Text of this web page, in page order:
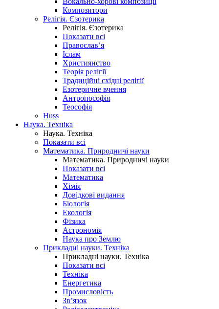
Композитори
Релігія. Єзотерика
Релігія. Єзотерика
Показати всі
Православ’я
Іслам
Християнство
Теорія релігії
Традиційні східні релігії
Езотеричне вчення
Антропософія
Теософія
Huss
Наука. Техніка
Наука. Техніка
Показати всі
Математика. Природничі науки
Математика. Природничі науки
Показати всі
Математика
Хімія
Довідкові видання
Біологія
Екологія
Фізика
Астрономія
Наука про Землю
Прикладні науки. Техніка
Прикладні науки. Техніка
Показати всі
Техніка
Енергетика
Промисловість
Зв’язок